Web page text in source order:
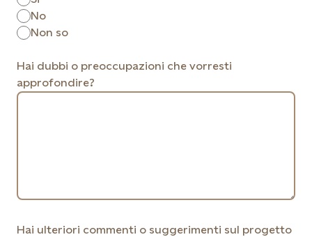
No
Non so
Hai dubbi o preoccupazioni che vorresti
approfondire?
Hai ulteriori commenti o suggerimenti sul progetto